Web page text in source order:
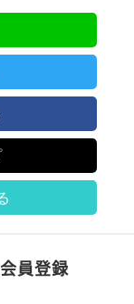
員登録